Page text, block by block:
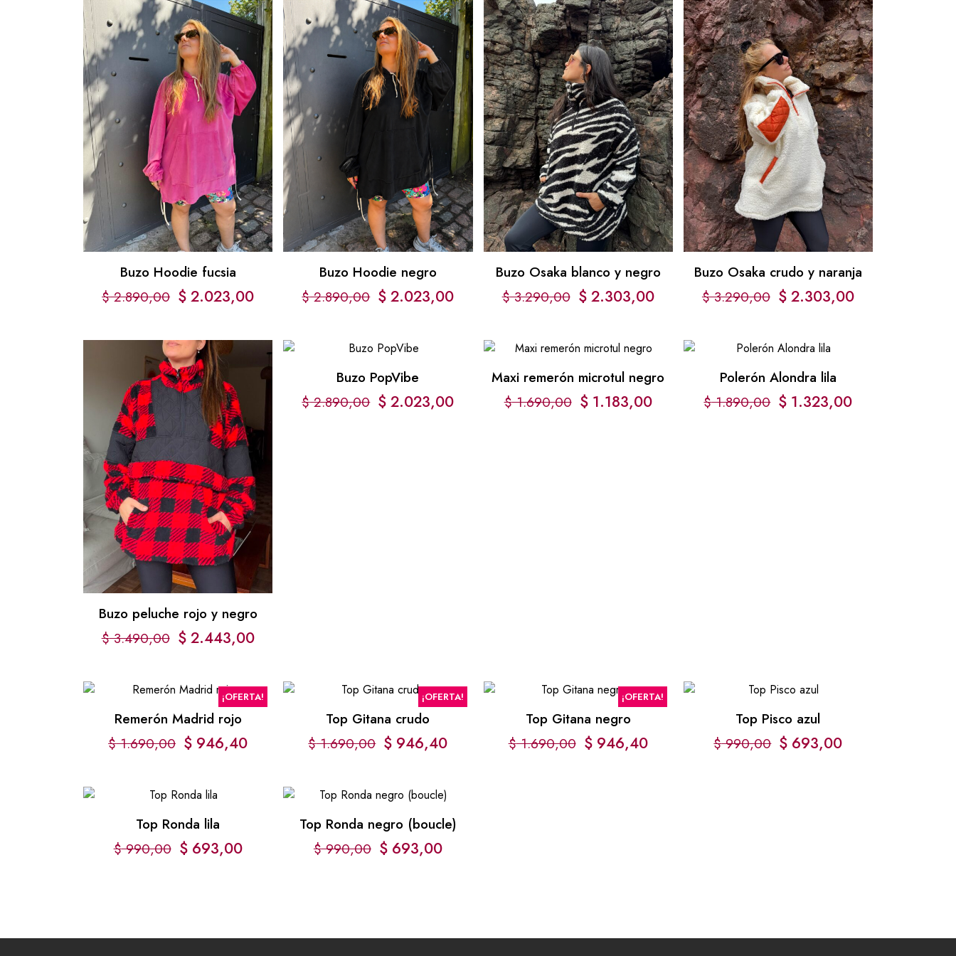
Buzo Hoodie fucsia
$2.890,00 $ 2.023,00
Buzo Hoodie negro
$2.890,00 $ 2.023,00
Buzo Osaka blanco y negro
$3.290,00 $2.303,00
Buzo Osaka crudo y naranja
$3.290,00 $2.303,00
Buzo peluche rojo y negro
$3.490,00 $2.443,00
Buzo PopVibe
$2.890,00 $ 2.023,00
Maxi remerón microtul negro
$1.690,00 $1.183,00
Polerón Alondra lila
$1.890,00 $ 1.323,00
¡OFERTA!
Remerón Madrid rojo
$1.690,00 $ 946,40
¡OFERTA!
Top Gitana crudo
$1.690,00 $ 946,40
¡OFERTA!
Top Gitana negro
$1.690,00 $946,40
Top Pisco azul
$990,00 $ 693,00
Top Ronda lila
$990,00 $693,00
Top Ronda negro (boucle)
$990,00 $693,00